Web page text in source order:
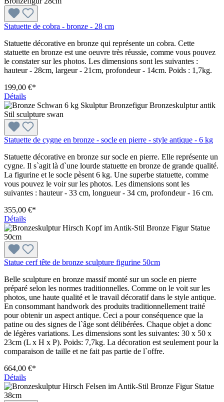
Statuette de cobra - bronze - 28 cm
Statuette décorative en bronze qui représente un cobra. Cette
statuette en bronze est une oeuvre très réussie, comme vous pouvez
le constater sur les photos. Les dimensions sont les suivantes :
hauteur - 28cm, largeur - 21cm, profondeur - 14cm. Poids : 1,7kg.
199,00 €*
Détails
Statuette de cygne en bronze - socle en pierre - style antique - 6 kg
Statuette décorative en bronze sur socle en pierre. Elle représente un
cygne. Il s`agit là d`une lourde statuette en bronze de grande qualité.
La figurine et le socle pèsent 6 kg. Une superbe statuette, comme
vous pouvez le voir sur les photos. Les dimensions sont les
suivantes : hauteur - 33 cm, longueur - 34 cm, profondeur - 16 cm.
355,00 €*
Détails
Statue cerf tête de bronze sculpture figurine 50cm
Belle sculpture en bronze massif monté sur un socle en pierre
préparé selon les normes traditionnelles. Comme on le voit sur les
photos, une haute qualité et le travail décoratif dans le style antique.
En consommant handwork des produits traditionnellement traité
pour obtenir un aspect antique. Ceci a pour conséquence que la
patine ou des signes de l`âge sont délibérées. Chaque objet a donc
de légères variations. Les dimensions sont les suivantes: 30 x 50 x
23cm (L x H x P). Poids: 7,7kg. La décoration est seulement pour la
comparaison de taille et ne fait pas partie de l`offre.
664,00 €*
Détails